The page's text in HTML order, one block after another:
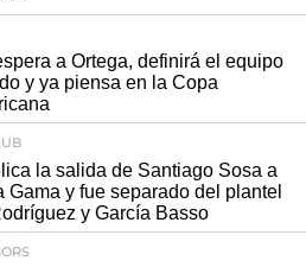
a Ortega, definirá el equipo
y ya piensa en la Copa
la salida de Santiago Sosa a
Gama y fue separado del plantel
y García Basso